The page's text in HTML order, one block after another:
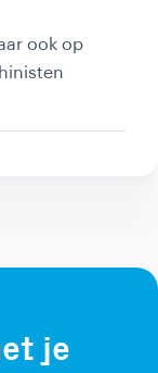
ook op
je